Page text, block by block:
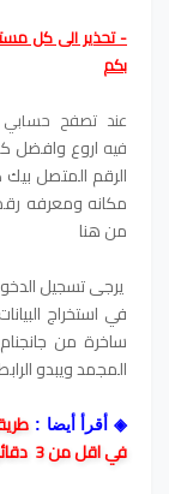
- تحذير الى كل
بكم
عند تصفح
فيه اروع وافضل
الرقم المتصل
مكانه ومعرفه
من هنا
في استخراج
ساخرة من
المجمد ويبدو
◈أقرأ أيضا :
في اقل من 3 دقائق